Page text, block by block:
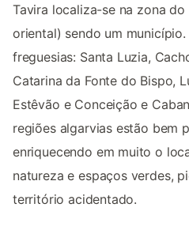
Tavira localiza-se na zona
oriental) sendo um
freguesias: Santa Luzia,
Catarina da Fonte do Bispo,
Estêvão e Conceição e
regiões algarvias estão bem
enriquecendo em muito o
natureza e espaços verdes,
território acidentado.